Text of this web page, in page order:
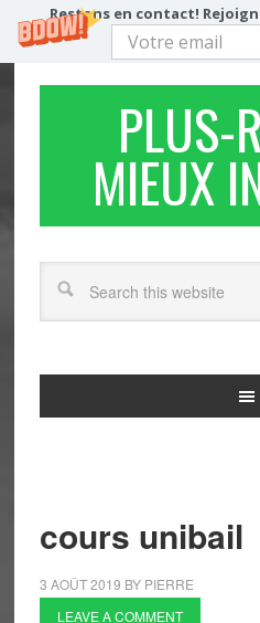
Restons en contact!
PLUS-
MIEUX
cours unibail
3 AOÛT 2019 BY PIERRE
LEAVE A COMMENT